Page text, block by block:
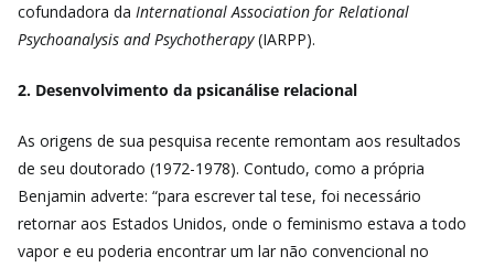
cofundadora da International Association for Relational
Psychoanalysis and Psychotherapy(IARPP).
2. Desenvolvimento da psicanálise relacional
As origens de sua pesquisa recente remontam aos resultados
de seu doutorado (1972-1978). Contudo, como a própria
Benjamin adverte: “para escrever tal tese, foi necessário
retornar aos Estados Unidos, onde o feminismo estava a todo
vapor e eu poderia encontrar um lar não convencional no